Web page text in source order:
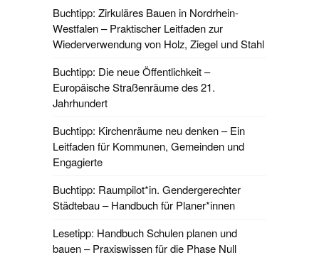
Buchtipp: Zirkuläres Bauen in Nordrhein-
Westfalen – Praktischer Leitfaden zur
Wiederverwendung von Holz, Ziegel und Stahl
Buchtipp: Die neue Öffentlichkeit –
Europäische Straßenräume des 21.
Jahrhundert
Buchtipp: Kirchenräume neu denken – Ein
Leitfaden für Kommunen, Gemeinden und
Engagierte
Buchtipp: Raumpilot*in. Gendergerechter
Städtebau – Handbuch für Planer*innen
Lesetipp: Handbuch Schulen planen und
bauen – Praxiswissen für die Phase Null